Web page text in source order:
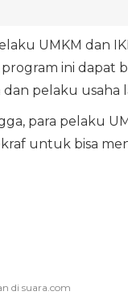
UMKM dan
ini dapat
pelaku usaha
para pelaku
untuk bisa